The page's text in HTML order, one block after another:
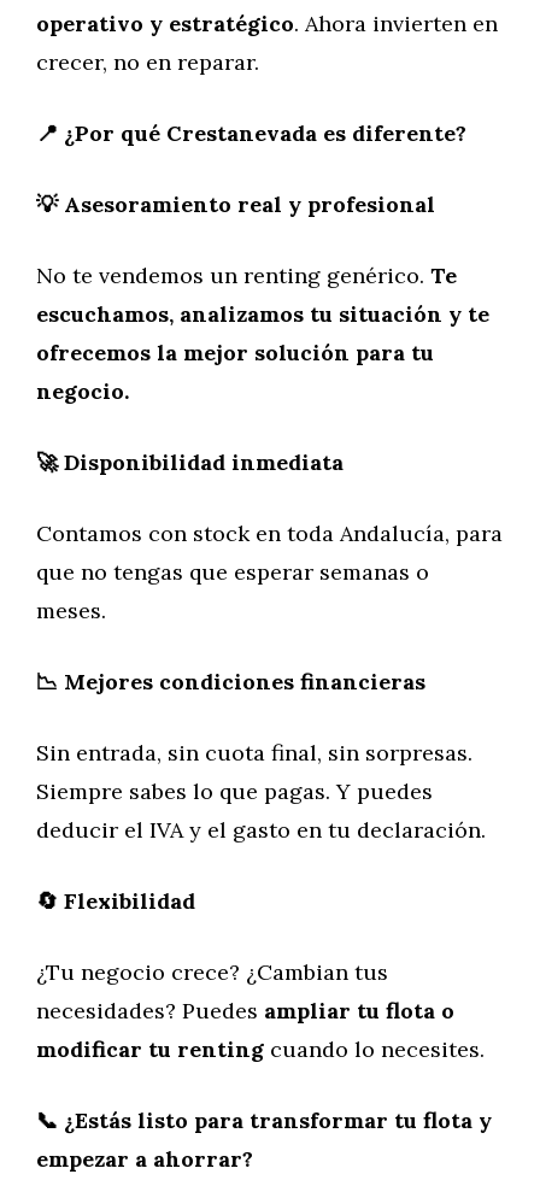
operativo y estratégico. Ahora invierten en
crecer, no en reparar.
📍 ¿Por qué Crestanevada es diferente?
💡 Asesoramiento real y profesional
No te vendemos un renting genérico. Te
escuchamos, analizamos tu situación y te
ofrecemos la mejor solución para tu
negocio.
🚀 Disponibilidad inmediata
Contamos con stock en toda Andalucía, para
que no tengas que esperar semanas o
meses.
📉 Mejores condiciones financieras
Sin entrada, sin cuota final, sin sorpresas.
Siempre sabes lo que pagas. Y puedes
deducir el IVA y el gasto en tu declaración.
🔄 Flexibilidad
¿Tu negocio crece? ¿Cambian tus
necesidades? Puedes ampliar tu flota o
modificar tu renting cuando lo necesites.
📞 ¿Estás listo para transformar tu flota y
empezar a ahorrar?